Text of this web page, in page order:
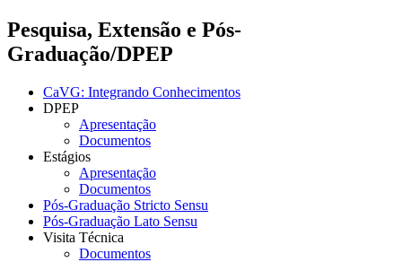
Pesquisa, Extensão e Pós-
Graduação/DPEP
CaVG: Integrando Conhecimentos
DPEP
Apresentação
Documentos
Estágios
Apresentação
Documentos
Pós-Graduação Stricto Sensu
Pós-Graduação Lato Sensu
Visita Técnica
Documentos